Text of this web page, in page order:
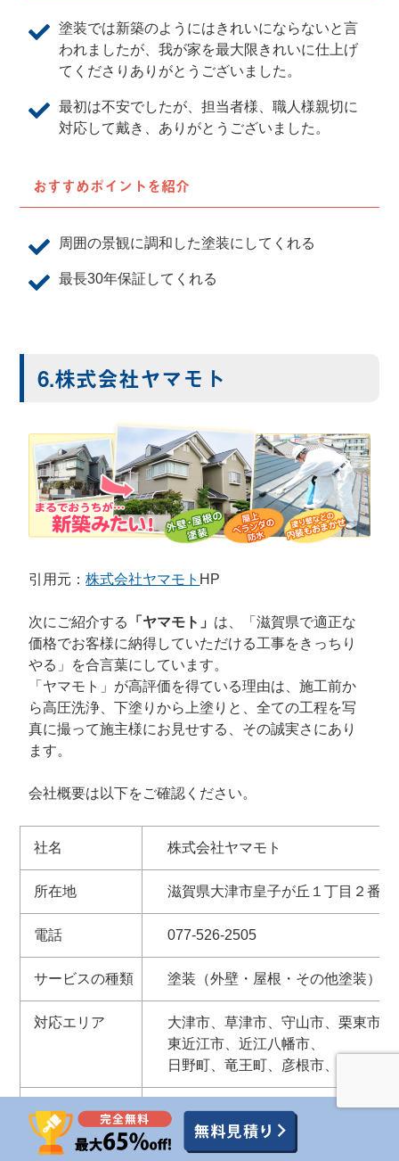
塗装では新築のようにはきれいにならないと言
われましたが、我が家を最大限きれいに仕上げ
てくださりありがとうございました。
最初は不安でしたが、担当者様、職人様親切に
対応して戴き、ありがとうございました。
おすすめポイントを紹介
周囲の景観に調和した塗装にしてくれる
最長30年保証してくれる
6.株式会社ヤマモト
引用元：株式会社ヤマモト HP
次にご紹介する 「ヤマモト」 は、「滋賀県で適正な
価格でお客様に納得していただける工事をきっちり
やる」を合言葉にしています。
「ヤマモト」が高評価を得ている理由は、施工前か
ら高圧洗浄、下塗りから上塗りと、全ての工程を写
真に撮って施主様にお見せする、その誠実さにあり
ます。
会社概要は以下をご確認ください。
社名 株式会社ヤマモト
所在地 滋賀県大津市皇子が丘１丁目２番１
電話 077-526-2505
サービスの種類 塗装（外壁・屋根・その他塗装）
対応エリア
大津市、草津市、守山市、栗東市
東近江市、近江八幡市、
日野町、竜王町、彦根市、愛荘町
ホームページ https://www.yamamoto-painting.com/